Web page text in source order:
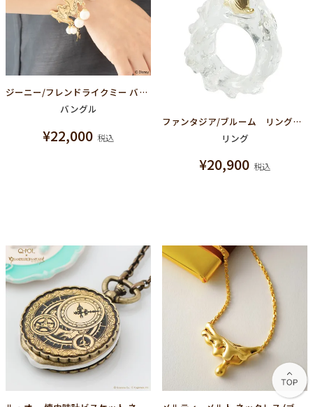
ジーニー/フレンドライクミー バングル【ディズニー アクセサリー】【アラジン】
バングル
¥22,000 税込
ファンタジア/ブルーム リング【ディズニー アクセサリー】
リング
¥20,900 税込